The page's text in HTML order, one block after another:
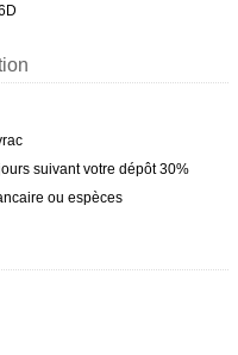
suivant votre dépôt 30%
ou espèces